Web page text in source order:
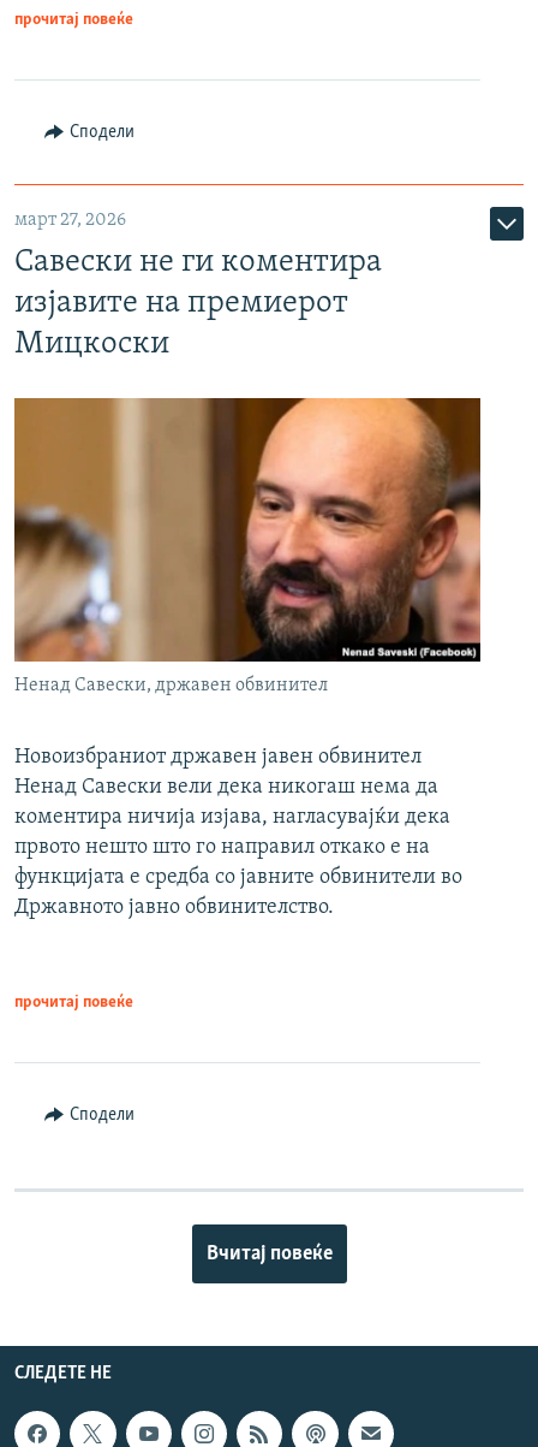
прочитај повеќе
Сподели
март 27, 2026
Савески не ги коментира
изјавите на премиерот
Мицкоски
Ненад Савески, државен обвинител
Новоизбраниот државен јавен обвинител
Ненад Савески вели дека никогаш нема да
коментира ничија изјава, нагласувајќи дека
првото нешто што го направил откако е на
функцијата е средба со јавните обвинители во
Државното јавно обвинителство.
прочитај повеќе
Сподели
Вчитај повеќе
СЛЕДЕТЕ НЕ